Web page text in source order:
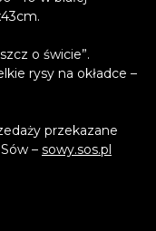
o świcie”.
rysy na okładce –
przekazane
– sowy.sos.pl